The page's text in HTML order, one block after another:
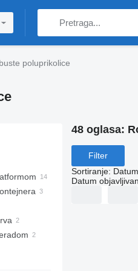
poluprikolice
48 oglasa:
Filter
Sortiranje:
Datum